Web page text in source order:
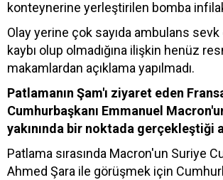
konteynerine yerleştirilen bomba
Olay yerine çok sayıda ambulans
kaybı olup olmadığına ilişkin henüz
makamlardan açıklama yapılmadı.
Patlamanın Şam'ı ziyaret eden
Cumhurbaşkanı Emmanuel
yakınında bir noktada gerçekleştiği
Patlama sırasında Macron'un Suriye
Ahmed Şara ile görüşmek için